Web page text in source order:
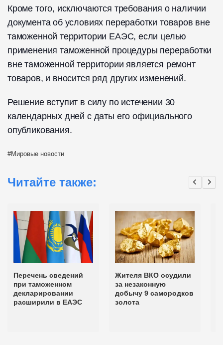
Кроме того, исключаются требования о наличии
документа об условиях переработки товаров вне
таможенной территории ЕАЭС, если целью
применения таможенной процедуры переработки
вне таможенной территории является ремонт
товаров, и вносится ряд других изменений.
Решение вступит в силу по истечении 30
календарных дней с даты его официального
опубликования.
Мировые новости
Читайте также:
Перечень сведений
при таможенном
декларировании
расширили в ЕАЭС
Жителя ВКО осудили
за незаконную
добычу 9 самородков
золота